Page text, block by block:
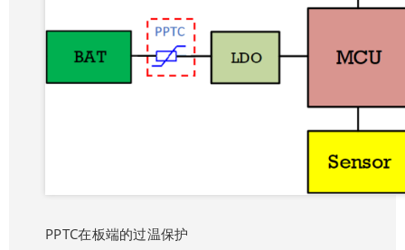
PPTC在板端的过温保护